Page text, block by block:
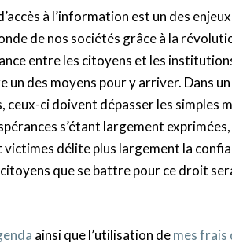
à l’information est un des
de nos sociétés grâce à la
entre les citoyens et les
un des moyens pour y arriver. Dans
ceux-ci doivent dépasser les simples
s’étant largement
délite plus largement la
que se battre pour ce droit
ainsi que l’utilisation demes frais